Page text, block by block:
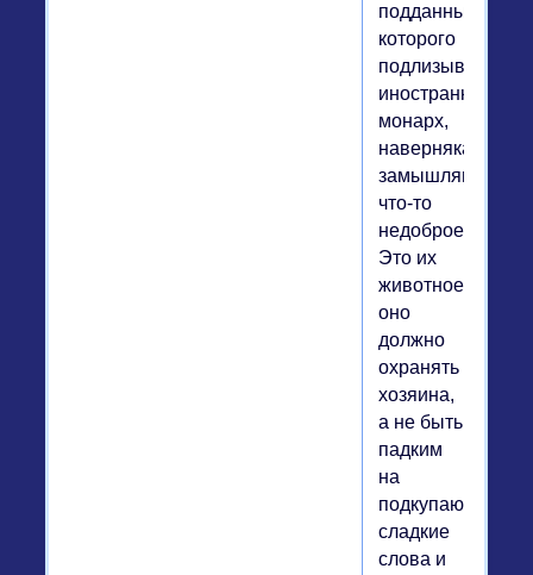
подданным
которого
подлизывается
иностранный
монарх,
наверняка
замышляющий
что-то
недоброе.
Это их
животное,
оно
должно
охранять
хозяина,
а не быть
падким
на
подкупающие
сладкие
слова и